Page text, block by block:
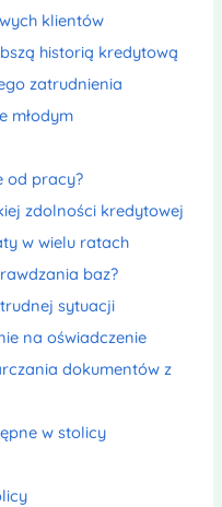
klientów
historią kredytową
zatrudnienia
młodym
od pracy?
zdolności kredytowej
w wielu ratach
baz?
sytuacji
na oświadczenie
dokumentów z
w stolicy